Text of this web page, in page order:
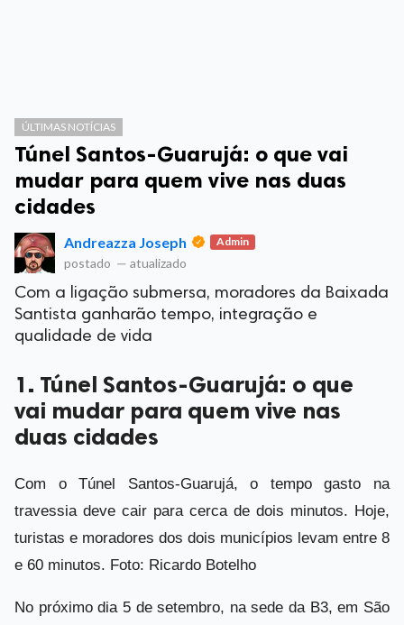
ÚLTIMAS NOTÍCIAS
Túnel Santos-Guarujá: o que vai
mudar para quem vive nas duas
cidades
Andreazza Joseph Admin
postado — atualizado
Com a ligação submersa, moradores da Baixada
Santista ganharão tempo, integração e
qualidade de vida
1. Túnel Santos-Guarujá: o que
vai mudar para quem vive nas
duas cidades
Com o Túnel Santos-Guarujá, o tempo gasto na
travessia deve cair para cerca de dois minutos. Hoje,
turistas e moradores dos dois municípios levam entre 8
e 60 minutos. Foto: Ricardo Botelho
No próximo dia 5 de setembro, na sede da B3, em São